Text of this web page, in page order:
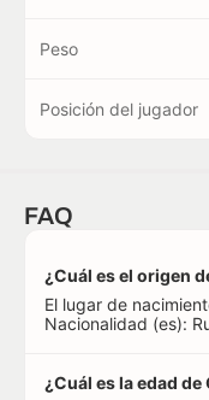
Peso
Posición del jugador
FAQ
¿Cuál es el origen
El lugar de
Nacionalidad (es):
¿Cuál es la edad